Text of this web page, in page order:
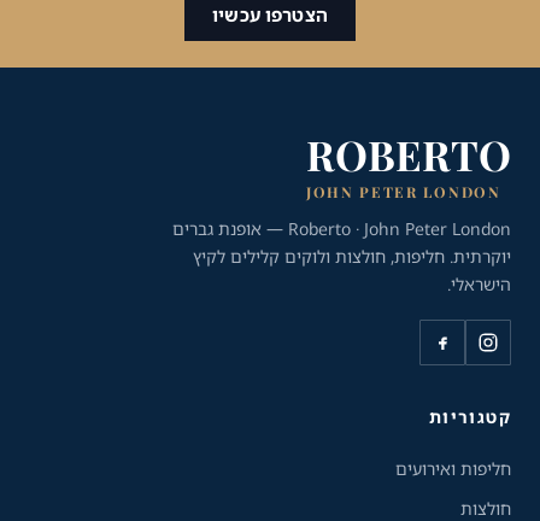
הצטרפו עכשיו
ROBERTO
JOHN PETER LONDON
Roberto · John Peter London — אופנת גברים
יוקרתית. חליפות, חולצות ולוקים קלילים לקיץ
הישראלי.
קטגוריות
חליפות ואירועים
חולצות
גודל טקסט